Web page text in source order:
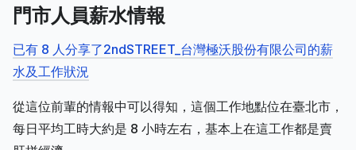
門市人員薪水情報
已有 8 人分享了2ndSTREET_台灣極沃股份有限公司的薪
水及工作狀況
從這位前輩的情報中可以得知，這個工作地點位在臺北市，
每日平均工時大約是 8 小時左右，基本上在這工作都是賣